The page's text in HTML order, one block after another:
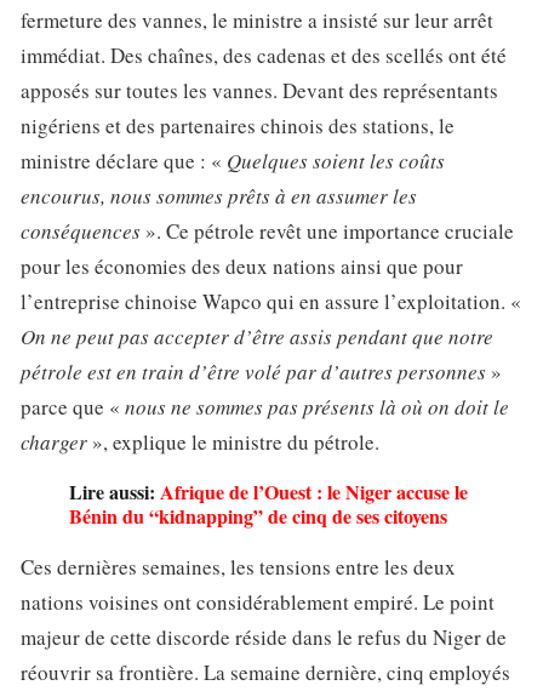
fermeture des vannes, le ministre a insisté sur leur arrêt
immédiat. Des chaînes, des cadenas et des scellés ont été
apposés sur toutes les vannes. Devant des représentants
nigériens et des partenaires chinois des stations, le
ministre déclare que : « Quelques soient les coûts
encourus, nous sommes prêts à en assumer les
conséquences ». Ce pétrole revêt une importance cruciale
pour les économies des deux nations ainsi que pour
l’entreprise chinoise Wapco qui en assure l’exploitation. «
On ne peut pas accepter d’être assis pendant que notre
pétrole est en train d’être volé par d’autres personnes »
parce que « nous ne sommes pas présents là où on doit le
charger », explique le ministre du pétrole.
Lire aussi: Afrique de l’Ouest : le Niger accuse le
Bénin du “kidnapping” de cinq de ses citoyens
Ces dernières semaines, les tensions entre les deux
nations voisines ont considérablement empiré. Le point
majeur de cette discorde réside dans le refus du Niger de
réouvrir sa frontière. La semaine dernière, cinq employés